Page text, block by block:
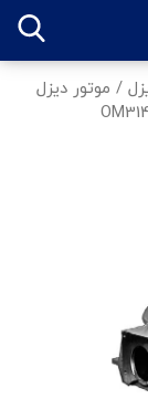
/ موتور دیزل